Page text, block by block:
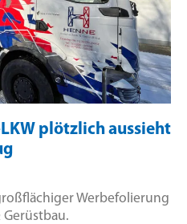
plötzlich aussieht
Werbefolierung
Gerüstbau.